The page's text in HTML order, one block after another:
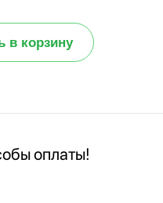
в корзину
оплаты!